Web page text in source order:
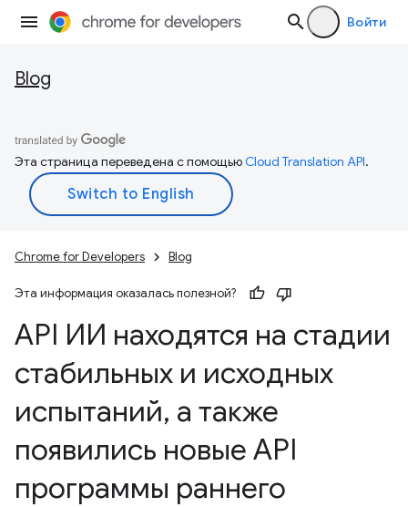
Войти
Blog
Эта страница переведена с помощьюCloud Translation API.
Chrome for Developers Blog
Эта информация оказалась полезной?
API ИИ находятся на стадии
стабильных и исходных
испытаний, а также
появились новые API
программы раннего